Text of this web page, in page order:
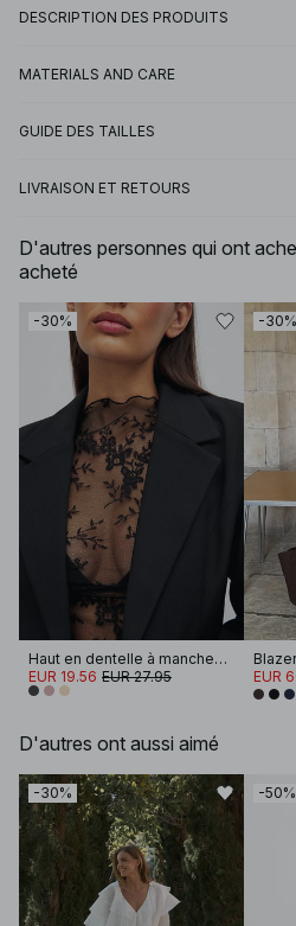
DESCRIPTION DES PRODUITS
MATERIALS AND CARE
GUIDE DES TAILLES
LIVRAISON ET RETOURS
D'autres personnes qui ont
acheté
-30%
Haut en dentelle à manches longues
EUR 19.56 EUR 27.95
-30%
EUR
D'autres ont aussi aimé
-30% -50%